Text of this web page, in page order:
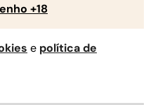
Back
+18
e política de